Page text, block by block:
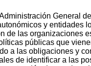
General
y entidades
de las organizaciones
públicas que
a las obligaciones y
de identificar a las